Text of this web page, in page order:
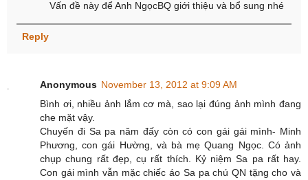
Vấn đề này để Anh NgọcBQ giới thiệu và bổ sung nhé
Reply
Anonymous November 13, 2012 at 9:09 AM
Bình ơi, nhiều ảnh lắm cơ mà, sao lại đúng ảnh mình đang
che mặt vậy.
Chuyến đi Sa pa năm đấy còn có con gái gái mình- Minh
Phương, con gái Hường, và bà mẹ Quang Ngọc. Có ảnh
chụp chung rất đẹp, cụ rất thích. Kỷ niệm Sa pa rất hay.
Con gái mình vẫn mặc chiếc áo Sa pa chú QN tặng cho và